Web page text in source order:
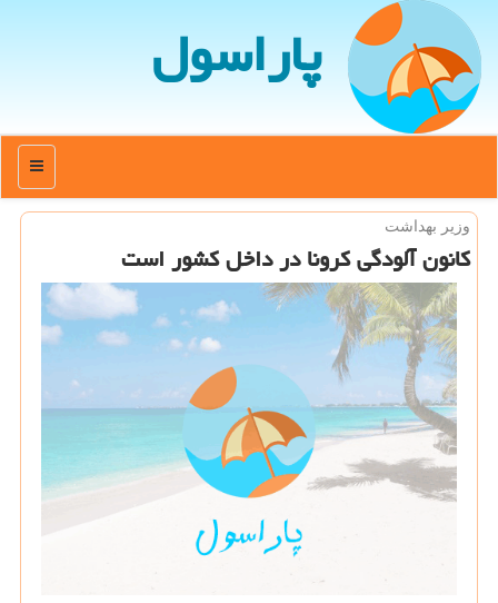
پاراسول
منو
وزیر بهداشت
كانون آلودگی كرونا در داخل كشور است